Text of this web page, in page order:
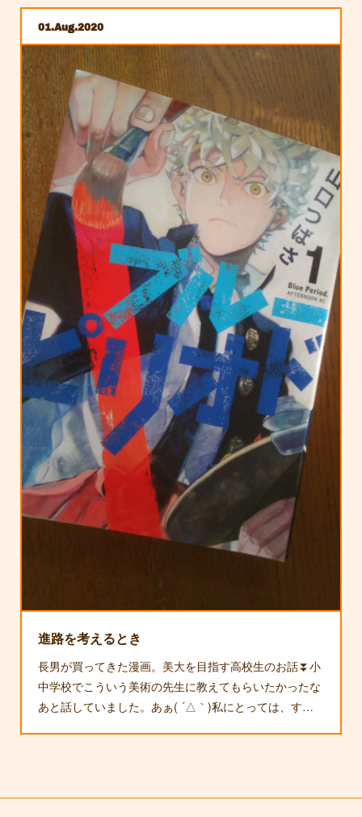
01 Aug 2020
進路を考えるとき
長男が買ってきた漫画。美大を目指す高校生のお話⏬小
中学校でこういう美術の先生に教えてもらいたかったな
あと話していました。あぁ( ´△｀)私にとっては、す…